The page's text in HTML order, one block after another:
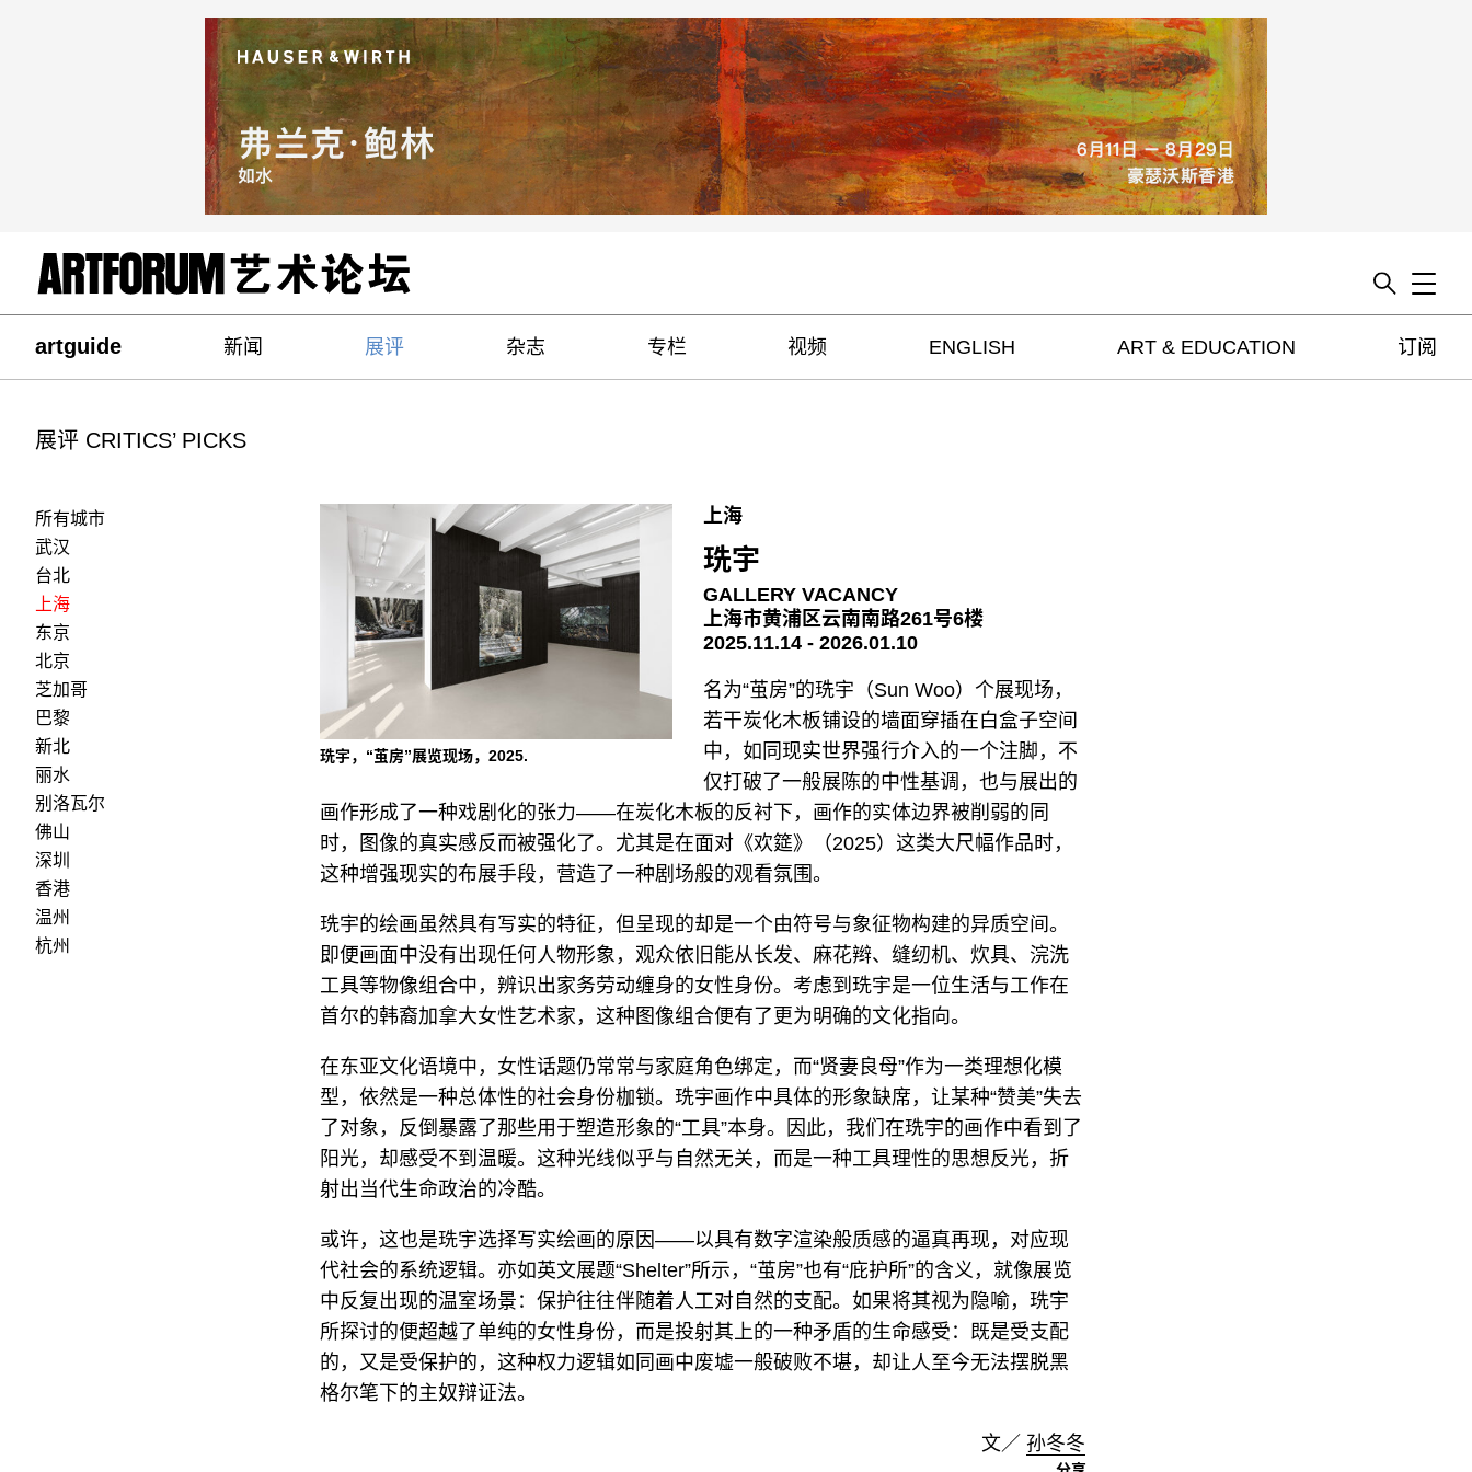
Toggle
artguide 新闻 展评 杂志 专栏 视频 ENGLISH ART & EDUCATION 订阅
展评 CRITICS’ PICKS
所有城市
武汉
台北
上海
东京
北京
芝加哥
巴黎
新北
丽水
别洛瓦尔
佛山
深圳
香港
温州
杭州
珗宇，“茧房”展览现场，2025.
上海
珗宇
GALLERY VACANCY
上海市黄浦区云南南路261号6楼
2025.11.14 - 2026.01.10
名为“茧房”的珗宇（Sun Woo）个展现场，
若干炭化木板铺设的墙面穿插在白盒子空间
中，如同现实世界强行介入的一个注脚，不
仅打破了一般展陈的中性基调，也与展出的
画作形成了一种戏剧化的张力——在炭化木板的反衬下，画作的实体边界被削弱的同
时，图像的真实感反而被强化了。尤其是在面对《欢筵》（2025）这类大尺幅作品时，
这种增强现实的布展手段，营造了一种剧场般的观看氛围。
珗宇的绘画虽然具有写实的特征，但呈现的却是一个由符号与象征物构建的异质空间。
即便画面中没有出现任何人物形象，观众依旧能从长发、麻花辫、缝纫机、炊具、浣洗
工具等物像组合中，辨识出家务劳动缠身的女性身份。考虑到珗宇是一位生活与工作在
首尔的韩裔加拿大女性艺术家，这种图像组合便有了更为明确的文化指向。
在东亚文化语境中，女性话题仍常常与家庭角色绑定，而“贤妻良母”作为一类理想化模
型，依然是一种总体性的社会身份枷锁。珗宇画作中具体的形象缺席，让某种“赞美”失去
了对象，反倒暴露了那些用于塑造形象的“工具”本身。因此，我们在珗宇的画作中看到了
阳光，却感受不到温暖。这种光线似乎与自然无关，而是一种工具理性的思想反光，折
射出当代生命政治的冷酷。
或许，这也是珗宇选择写实绘画的原因——以具有数字渲染般质感的逼真再现，对应现
代社会的系统逻辑。亦如英文展题“Shelter”所示，“茧房”也有“庇护所”的含义，就像展览
中反复出现的温室场景：保护往往伴随着人工对自然的支配。如果将其视为隐喻，珗宇
所探讨的便超越了单纯的女性身份，而是投射其上的一种矛盾的生命感受：既是受支配
的，又是受保护的，这种权力逻辑如同画中废墟一般破败不堪，却让人至今无法摆脱黑
格尔笔下的主奴辩证法。
文／ 孙冬冬